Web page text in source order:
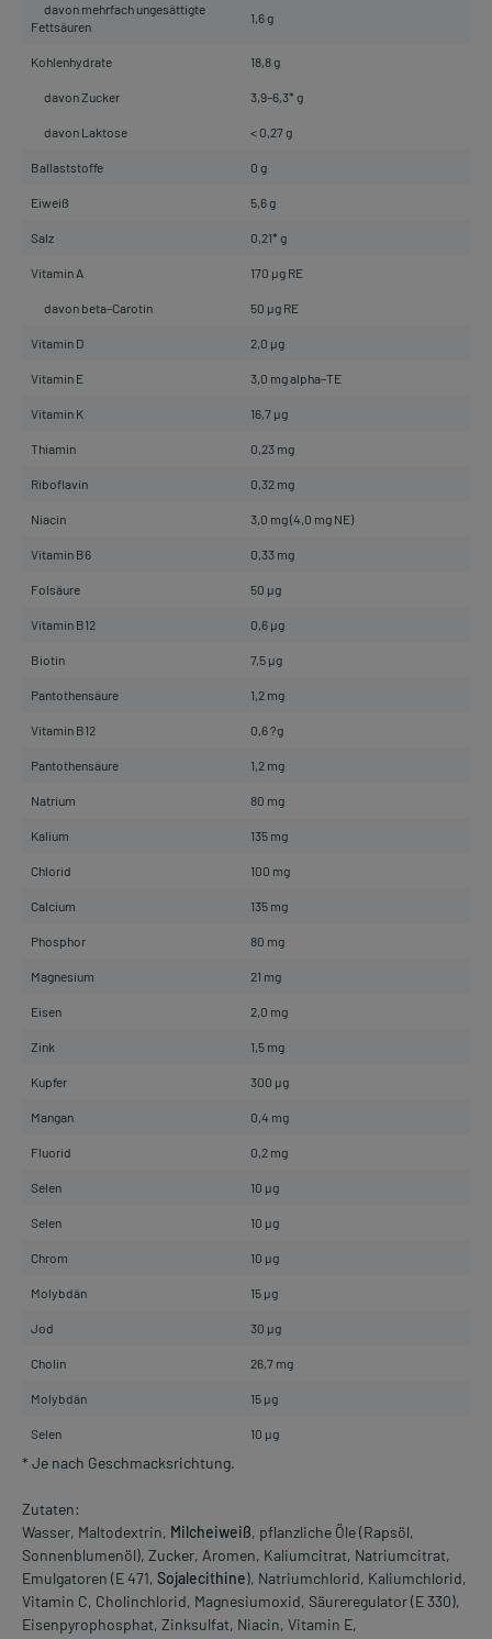
davon mehrfach ungesättigte
Fettsäuren
1,6 g
Kohlenhydrate 18,8 g
davon Zucker 3,9–6,3* g
davon Laktose < 0,27 g
Ballaststoffe 0 g
Eiweiß 5,6 g
Salz 0,21* g
Vitamin A 170 µg RE
davon beta–Carotin 50 µg RE
Vitamin D 2,0 µg
Vitamin E 3,0 mg alpha–TE
Vitamin K 16,7 µg
Thiamin 0,23 mg
Riboflavin 0,32 mg
Niacin 3,0 mg (4,0 mg NE)
Vitamin B6 0,33 mg
Folsäure 50 µg
Vitamin B12 0,6 µg
Biotin 7,5 µg
Pantothensäure 1,2 mg
Vitamin B12 0,6 ?g
Pantothensäure 1,2 mg
Natrium 80 mg
Kalium 135 mg
Chlorid 100 mg
Calcium 135 mg
Phosphor 80 mg
Magnesium 21 mg
Eisen 2,0 mg
Zink 1,5 mg
Kupfer 300 µg
Mangan 0,4 mg
Fluorid 0,2 mg
Selen 10 µg
Selen 10 µg
Chrom 10 µg
Molybdän 15 µg
Jod 30 µg
Cholin 26,7 mg
Molybdän 15 µg
Selen 10 µg
* Je nach Geschmacksrichtung.
Zutaten:
Wasser, Maltodextrin, Milcheiweiß, pflanzliche Öle (Rapsöl,
Sonnenblumenöl), Zucker, Aromen, Kaliumcitrat, Natriumcitrat,
Emulgatoren (E 471, Sojalecithine), Natriumchlorid, Kaliumchlorid,
Vitamin C, Cholinchlorid, Magnesiumoxid, Säureregulator (E 330),
Eisenpyrophosphat, Zinksulfat, Niacin, Vitamin E,